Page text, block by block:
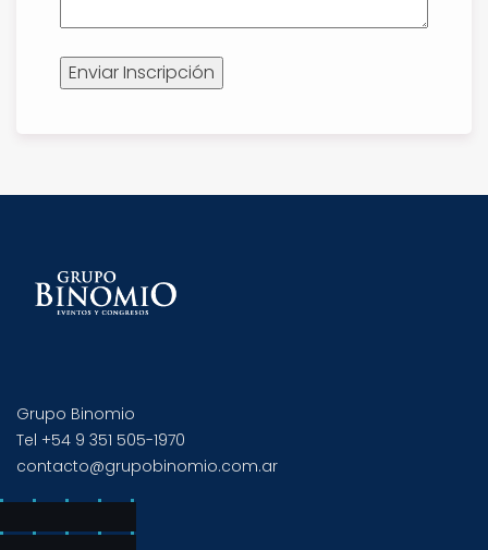
Grupo Binomio
Tel +54 9 351 505-1970
contacto@grupobinomio.com.ar